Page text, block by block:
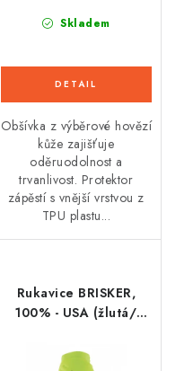
Skladem
Obšívka z výběrové hovězí
kůže zajišťuje
oděruodolnost a
trvanlivost. Protektor
zápěstí s vnější vrstvou z
TPU plastu...
Rukavice BRISKER,
100% - USA (žlutá/